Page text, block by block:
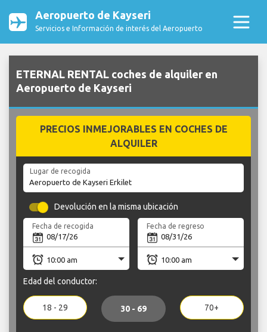
Aeropuerto de Kayseri
Servicios e Información de interés del Aeropuerto
ETERNAL RENTAL coches de alquiler en
Aeropuerto de Kayseri
PRECIOS INMEJORABLES EN COCHES DE
ALQUILER
Lugar de recogida
Devolución en la misma ubicación
Fecha de recogida Fecha de regreso
Edad del conductor:
18 - 29 30 - 69 70+